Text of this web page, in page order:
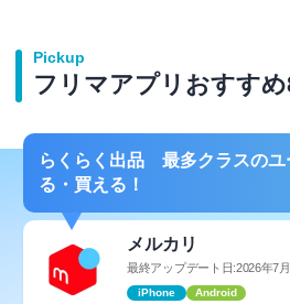
Pickup
フリマアプリおすす
らくらく出品 最多クラスのユ
る・買える！
メルカリ
最終アップデート日:2026年7
iPhone Android